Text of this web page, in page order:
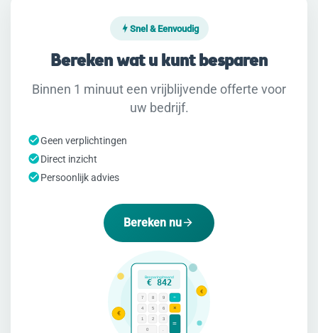
Snel & Eenvoudig
Bereken wat u kunt besparen
Binnen 1 minuut een vrijblijvende offerte voor
uw bedrijf.
Geen verplichtingen
Direct inzicht
Persoonlijk advies
Bereken nu
Besparing/maand
€ 842
7 8 9
4 5 6
1 2 3
0 .
÷
×
=
€
€